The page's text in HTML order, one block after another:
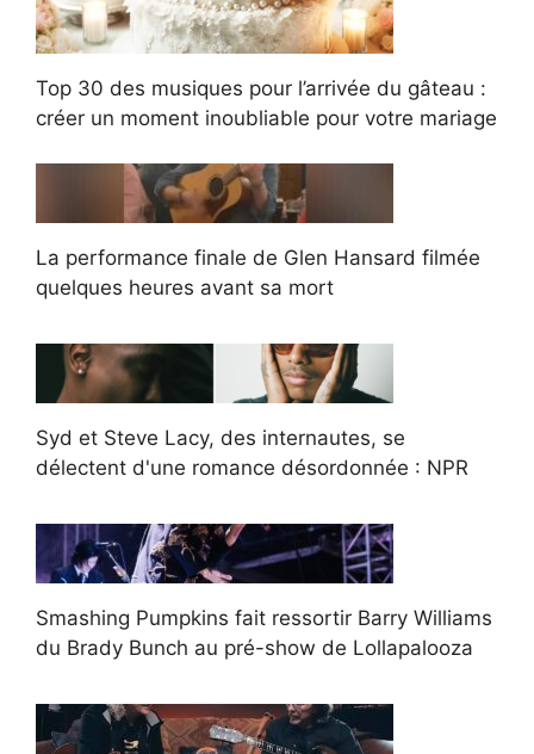
Top 30 des musiques pour l’arrivée du gâteau :
créer un moment inoubliable pour votre mariage
La performance finale de Glen Hansard filmée
quelques heures avant sa mort
Syd et Steve Lacy, des internautes, se
délectent d'une romance désordonnée : NPR
Smashing Pumpkins fait ressortir Barry Williams
du Brady Bunch au pré-show de Lollapalooza